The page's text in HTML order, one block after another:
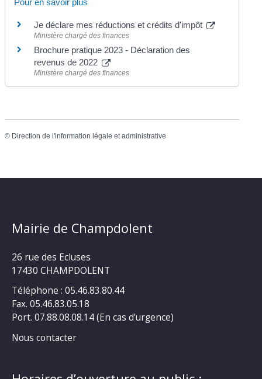
Pour en savoir plus
Je déclare mes réductions et crédits d'impôt
Ministère chargé des finances
Brochure pratique 2023 - Déclaration des
revenus de 2022
Ministère chargé des finances
© Direction de l'information légale et administrative
Mairie de Champdolent
26 rue des Ecluses
17430 CHAMPDOLENT
Téléphone : 05.46.83.80.44
Fax. 05.46.83.05.18
Port. 07.88.08.08.14 (En cas d’urgence)
Nous contacter